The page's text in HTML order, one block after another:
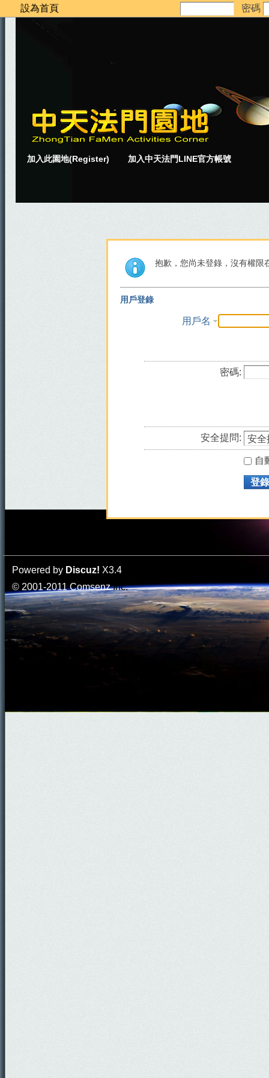
設為首頁 密碼
加入此園地(Register) 加入中天法門LINE官方帳號
抱歉，您尚未登錄，沒有權限
用戶登錄
用戶名
密碼:
安全提問:
自
登錄
Powered by Discuz! X3.4
© 2001-2011ComsenzInc.